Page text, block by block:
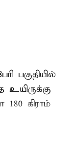
பகுதியில்
கிராம்